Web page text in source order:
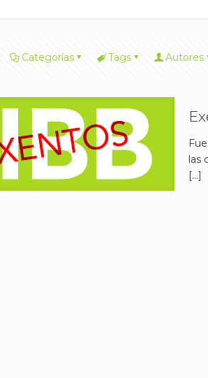
Categorías Tags Autores
las
[…]